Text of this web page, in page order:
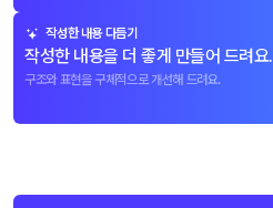
작성한 내용 다듬기
작성한 내용을 더 좋게 만들어 드려요.
구조와 표현을 구체적으로 개선해 드려요.